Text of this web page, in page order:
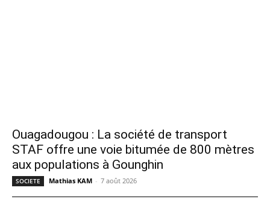
Ouagadougou : La société de transport
STAF offre une voie bitumée de 800 mètres
aux populations à Gounghin
SOCIETE Mathias KAM - 7 août 2026